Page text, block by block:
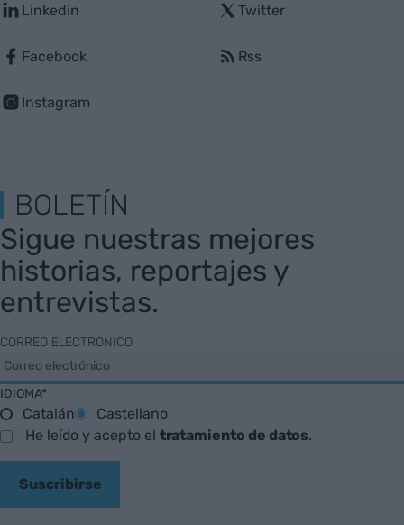
Linkedin
Facebook
Instagram
Twitter
Rss
BOLETÍN
Sigue nuestras mejores
historias, reportajes y
entrevistas.
CORREO ELECTRÓNICO
IDIOMA*
Catalán
Castellano
He leído y acepto el tratamiento de datos.
Suscribirse